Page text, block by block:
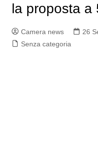
la proposta a
Camera news
26
Senza categoria